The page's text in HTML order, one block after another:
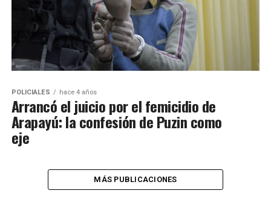
POLICIALES hace 4 años
Arrancó el juicio por el femicidio de
Arapayú: la confesión de Puzin como
eje
MÁS PUBLICACIONES